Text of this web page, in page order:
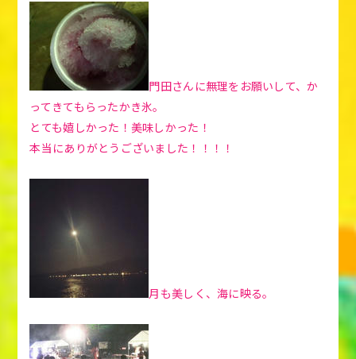
門田さんに無理をお願いして、か
ってきてもらったかき氷。
とても嬉しかった！美味しかった！
本当にありがとうございました！！！！
月も美しく、海に映る。